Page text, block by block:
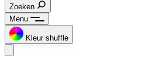
Zoeken
Menu
Kleur shuffle